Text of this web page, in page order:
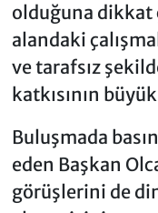
olduğuna dikkat
alandaki
ve tarafsız
katkısının
Buluşmada
eden Başkan
görüşlerini de